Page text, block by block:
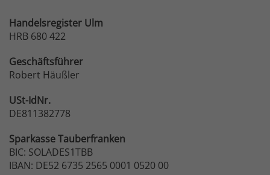
Handelsregister Ulm
HRB 680 422
Geschäftsführer
Robert Häußler
USt-IdNr.
DE811382778
SparkasseTauberfranken
BIC: SOLADES1TBB
IBAN: DE52 6735 2565 0001 0520 00